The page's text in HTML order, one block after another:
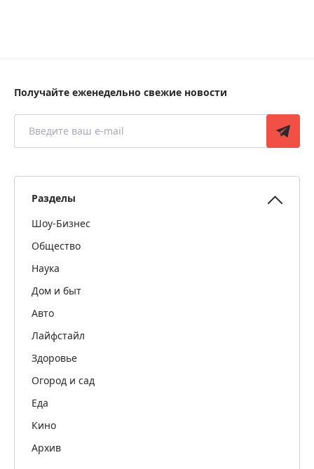
Получайте еженедельно свежие новости
Разделы
Шоу-Бизнес
Общество
Наука
Дом и быт
Авто
Лайфстайл
Здоровье
Огород и сад
Еда
Кино
Архив